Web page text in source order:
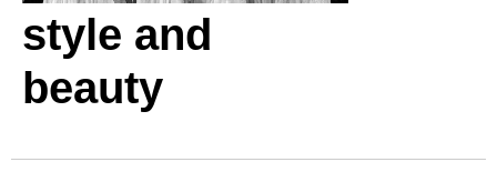
style and
beauty